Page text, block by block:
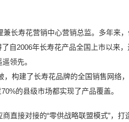
长寿花营销中心营销总监。多年来
自2006年长寿花产品全国上市以来
领先。
构建了长寿花品牌的全国销售网络
的县级市场都实现了产品覆盖。
直接对接的“零供战略联盟模式”，打